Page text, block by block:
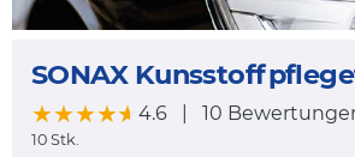
SONAX
★★★★★
★★★★★4.6 |10
10 Stk.